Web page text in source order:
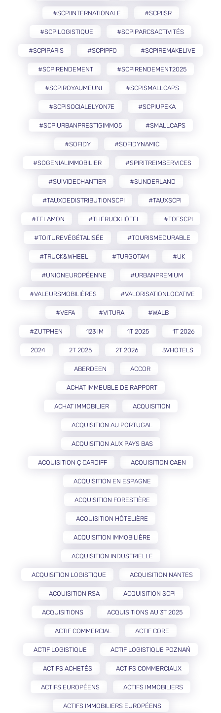
#SCPIINTERNATIONALE #SCPIISR
#SCPILOGISTIQUE #SCPIPARCSACTIVITÉS
#SCPIPARIS #SCPIPFO #SCPIREMAKELIVE
#SCPIRENDEMENT #SCPIRENDEMENT2025
#SCPIROYAUMEUNI #SCPISMALLCAPS
#SCPISOCIALELYON7E #SCPIUPEKA
#SCPIURBANPRESTIGIMMO5 #SMALLCAPS
#SOFIDY #SOFIDYNAMIC
#SOGENIALIMMOBILIER #SPIRITREIMSERVICES
#SUIVIDECHANTIER #SUNDERLAND
#TAUXDEDISTRIBUTIONSCPI #TAUXSCPI
#TELAMON #THERUCKHÔTEL #TOFSCPI
#TOITUREVÉGÉTALISÉE #TOURISMEDURABLE
#TRUCK&WHEEL #TURGOTAM #UK
#UNIONEUROPÉENNE #URBANPREMIUM
#VALEURSMOBILIÈRES #VALORISATIONLOCATIVE
#VEFA #VITURA #WALB
#ZUTPHEN 123 IM 1T 2025 1T 2026
2024 2T 2025 2T 2026 3VHOTELS
ABERDEEN ACCOR
ACHAT IMMEUBLE DE RAPPORT
ACHAT IMMOBILIER ACQUISITION
ACQUISITION AU PORTUGAL
ACQUISITION AUX PAYS BAS
ACQUISITION Ç CARDIFF ACQUISITION CAEN
ACQUISITION EN ESPAGNE
ACQUISITION FORESTIÈRE
ACQUISITION HÔTELIÈRE
ACQUISITION IMMOBILIÈRE
ACQUISITION INDUSTRIELLE
ACQUISITION LOGISTIQUE ACQUISITION NANTES
ACQUISITION RSA ACQUISITION SCPI
ACQUISITIONS ACQUISITIONS AU 3T 2025
ACTIF COMMERCIAL ACTIF CORE
ACTIF LOGISTIQUE ACTIF LOGISTIQUE POZNAŃ
ACTIFS ACHETÉS ACTIFS COMMERCIAUX
ACTIFS EUROPÉENS ACTIFS IMMOBILIERS
ACTIFS IMMOBILIERS EUROPÉENS